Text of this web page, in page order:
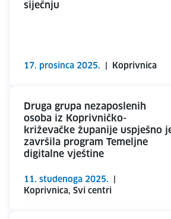
siječnju
17. prosinca 2025. Koprivnica
Druga grupa nezaposlenih
osoba iz Koprivničko-
križevačke županije uspješno
završila program Temeljne
digitalne vještine
11. studenoga 2025.
Koprivnica, Svi centri